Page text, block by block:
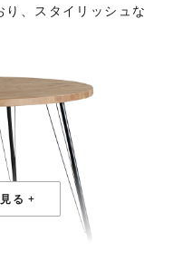
、スタイリッシュな